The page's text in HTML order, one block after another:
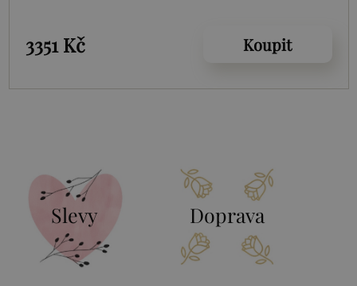
3351 Kč Koupit
Slevy Doprava